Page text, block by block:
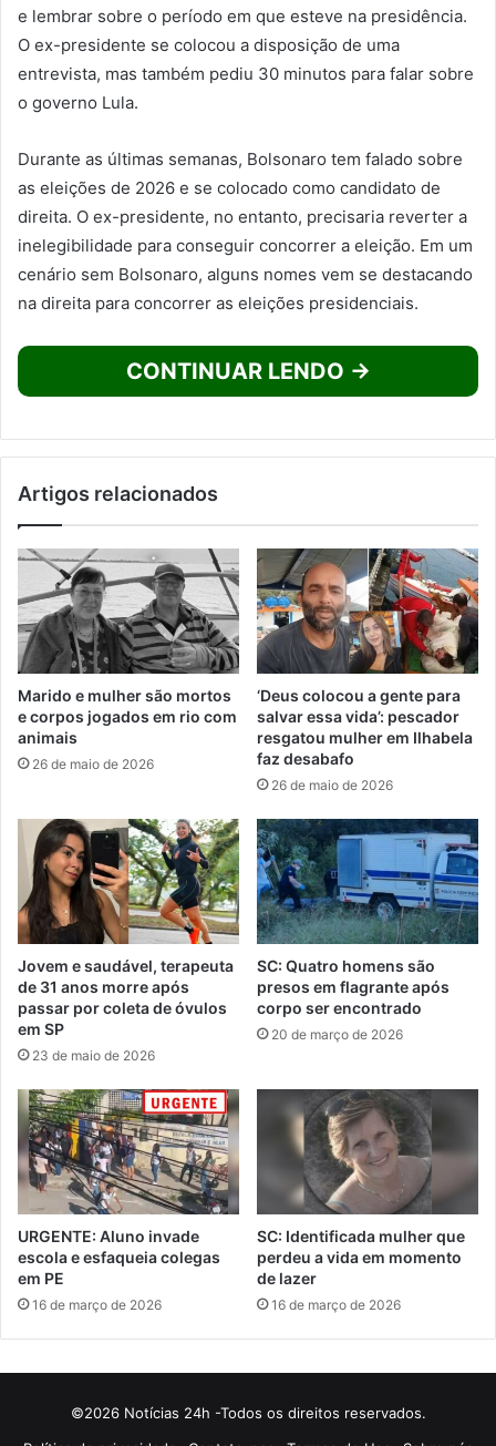
e lembrar sobre o período em que esteve na presidência.
O ex-presidente se colocou a disposição de uma
entrevista, mas também pediu 30 minutos para falar sobre
o governo Lula.
Durante as últimas semanas, Bolsonaro tem falado sobre
as eleições de 2026 e se colocado como candidato de
direita. O ex-presidente, no entanto, precisaria reverter a
inelegibilidade para conseguir concorrer a eleição. Em um
cenário sem Bolsonaro, alguns nomes vem se destacando
na direita para concorrer as eleições presidenciais.
CONTINUAR LENDO →
Artigos relacionados
Marido e mulher são mortos
e corpos jogados em rio com
animais
26 de maio de 2026
‘Deus colocou a gente para
salvar essa vida’: pescador
resgatou mulher em Ilhabela
faz desabafo
26 de maio de 2026
Jovem e saudável, terapeuta
de 31 anos morre após
passar por coleta de óvulos
em SP
23 de maio de 2026
SC: Quatro homens são
presos em flagrante após
corpo ser encontrado
20 de março de 2026
URGENTE: Aluno invade
escola e esfaqueia colegas
em PE
16 de março de 2026
SC: Identificada mulher que
perdeu a vida em momento
de lazer
16 de março de 2026
©2026 Notícias 24h -Todos os direitos reservados.